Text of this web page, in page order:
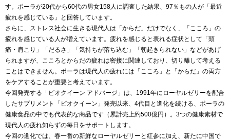
す。ポーラが20代から60代の男女158人に調査した結果、97％もの人が「最近
疲れを感じている」と回答しています。
さらに、ストレス社会に生きる現代人は「からだ」だけでなく、「こころ」の
疲れを感じている人が増えています。疲れを感じると表れる症状として「頭
痛・肩こり」「だるさ」「気持ちが落ち込む」「朝起きられない」などがあげ
られますが、こころとからだの疲れは密接に関連しており、切り離して考える
ことはできません。ポーラは現代人の疲れには「こころ」と「からだ」の両方
をケアすることが重要と考えています。
今回発売する「ビオクイーン アドバージ」は、1991年にローヤルゼリーを配合
したサプリメント「ビオクイーン」発売以来、4代目と進化を続ける、ポーラの
健康食品の中でも代表的な商品です（累計売上約500億円）。3つの健康素材で
現代人の疲れ知らずの毎日をサポートします。
今回の進化では、春一番の新鮮なローヤルゼリーと紅参に加え、新たに中国で